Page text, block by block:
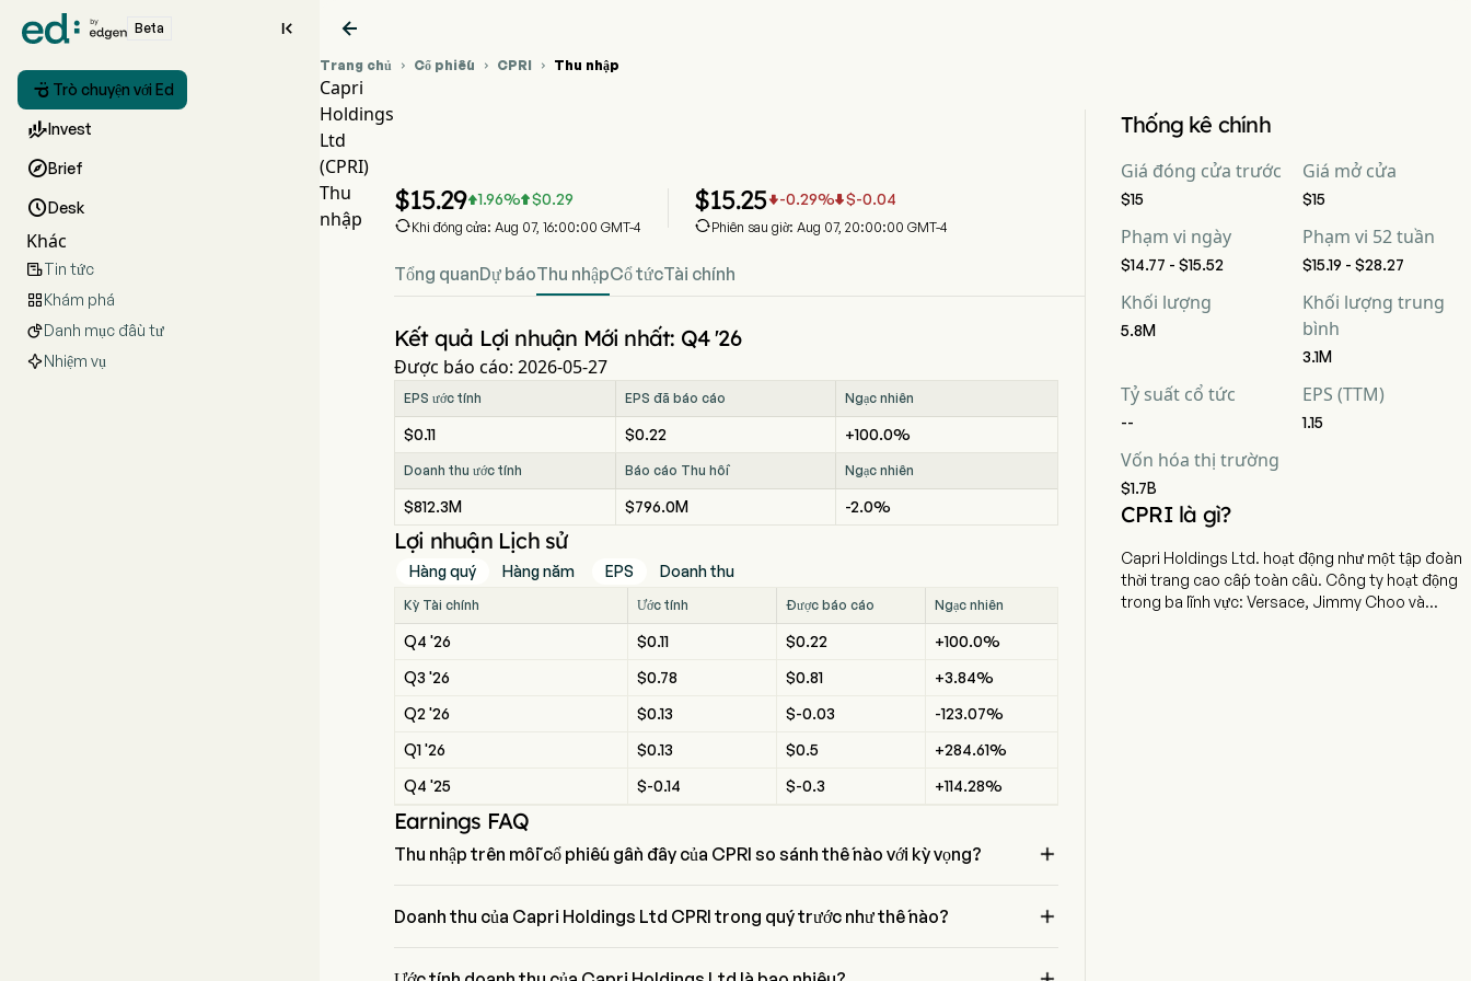
Beta 
 Trò chuyện với Ed
Invest
Brief
Desk
Khác
Tin tức
Khám phá
Danh mục đầu tư
Nhiệm vụ

Trang chủ  Cổ phiếu  CPRI  Thu nhập
Capri
Holdings
Ltd
(CPRI)
Thu
nhập
$15.291.96% $0.29
Khi đóng cửa: Aug 07, 16:00:00 GMT-4
$15.25-0.29% $-0.04
Phiên sau giờ: Aug 07, 20:00:00 GMT-4
Tổng quanDự báoThu nhậpCổ tứcTài chính
Kết quả Lợi nhuận Mới nhất: Q4 '26
Được báo cáo: 2026-05-27
EPS ước tính EPS đã báo cáo Ngạc nhiên
$0.11 $0.22 +100.0%
Doanh thu ước tính Báo cáo Thu hồi Ngạc nhiên
$812.3M $796.0M -2.0%
Lợi nhuận Lịch sử
Hàng quý Hàng năm EPS Doanh thu
Kỳ Tài chính Ước tính Được báo cáo Ngạc nhiên Kết quả
Q4 '26 $0.11 $0.22 +100.0%
Q3 '26
$0.78 $0.81 +3.84%
Q2 '26
$0.13 $-0.03 -123.07%
Q1 '26
$0.13 $0.5 +284.61%
Q4 '25
$-0.14 $-0.3 +114.28%
Earnings FAQ
Thu nhập trên mỗi cổ phiếu gần đây của CPRI so sánh thế nào với kỳ vọng? 
vọng $0.11.
Doanh thu của Capri Holdings Ltd CPRI trong quý trước như thế nào? 
Thống kê chính
Giá đóng cửa trước
$15
Giá mở cửa
$15
Phạm vi ngày
$14.77 - $15.52
Phạm vi 52 tuần
$15.19 - $28.27
Khối lượng
5.8M
Khối lượng trung
bình
3.1M
Tỷ suất cổ tức
--
EPS (TTM)
1.15
Vốn hóa thị trường
$1.7B
CPRI là gì?
Capri Holdings Ltd. hoạt động như một tập đoàn
thời trang cao cấp toàn cầu. Công ty hoạt động
trong ba lĩnh vực: Versace, Jimmy Choo và